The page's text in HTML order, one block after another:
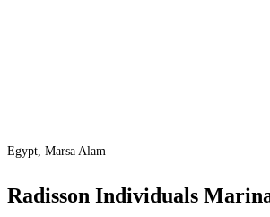
Egypt, Marsa Alam
Radisson Individuals